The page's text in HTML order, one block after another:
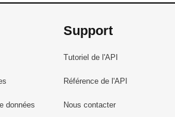
données
Support
Tutoriel de l'API
Référence de l'API
Nous contacter